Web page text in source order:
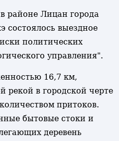
районе Лицан города
состоялось выездное
политических
управления".
16,7 км,
рекой в городской черте
притоков.
бытовые стоки и
деревень